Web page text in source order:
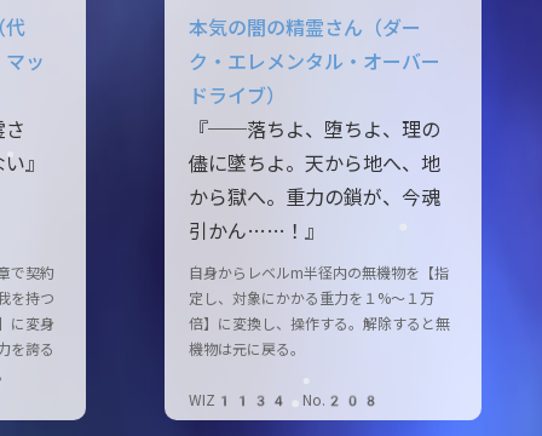
代
ッ
さ
』
で契約
を持つ
に変身
を誇る
本気の闇の精霊さん（ダー
ク・エレメンタル・オーバー
ドライブ）
『──落ちよ、堕ちよ、理の
儘に墜ちよ。天から地へ、地
から獄へ。重力の鎖が、今魂
引かん……！』
自身からレベルm半径内の無機物を【指
定し、対象にかかる重力を１%～１万
倍】に変換し、操作する。解除すると無
機物は元に戻る。
WIZ1134 No.208